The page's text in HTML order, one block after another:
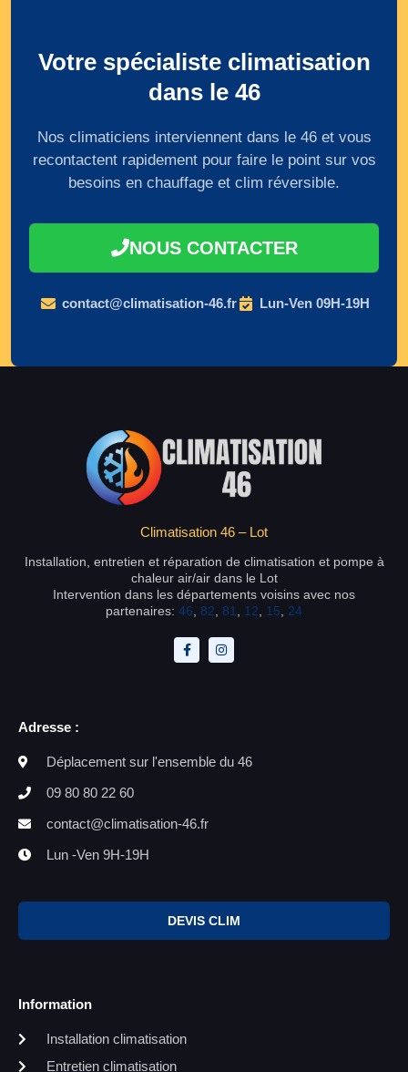
Votre spécialiste climatisation
dans le 46
Nos climaticiens interviennent dans le 46 et vous
recontactent rapidement pour faire le point sur vos
besoins en chauffage et clim réversible.
NOUS CONTACTER
contact@climatisation-46.fr Lun-Ven 09H-19H
Climatisation 46 – Lot
Installation, entretien et réparation de climatisation et pompe à
chaleur air/air dans le Lot
Intervention dans les départements voisins avec nos
partenaires: 46 82 81 12 15 24
Adresse :
Déplacement sur l'ensemble du 46
09 80 80 22 60
contact@climatisation-46.fr
Lun -Ven 9H-19H
DEVIS CLIM
Information
Installation climatisation
Entretien climatisation